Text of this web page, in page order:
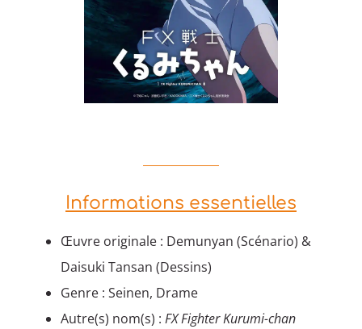
Informations essentielles
Œuvre originale : Demunyan (Scénario) &
Daisuki Tansan (Dessins)
Genre : Seinen, Drame
Autre(s) nom(s) : FX Fighter Kurumi-chan